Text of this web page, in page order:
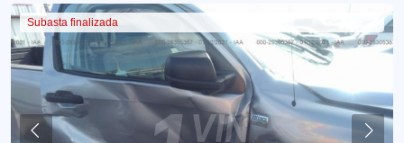
Subasta finalizada